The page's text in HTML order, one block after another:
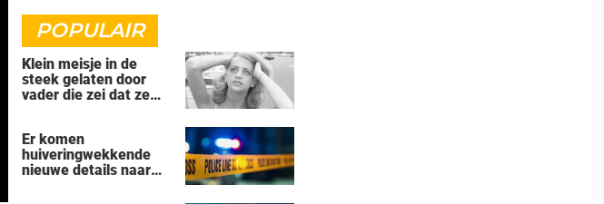
POPULAIR
Klein meisje in de
steek gelaten door
vader die zei dat ze
actrice
Er komen
huiveringwekkende
nieuwe details naar